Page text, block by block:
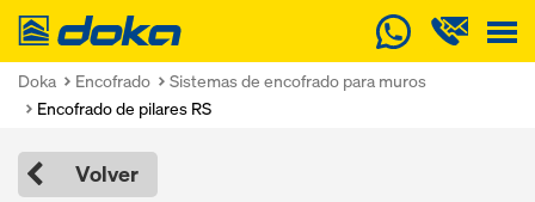
Doka
Doka Encofrado
Sistemas de encofrado para muros
Encofrado de pilares RS
Volver